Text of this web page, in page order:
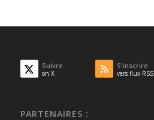
Suivre
on X
S'inscrire
vers flux RSS
PARTENAIRES :